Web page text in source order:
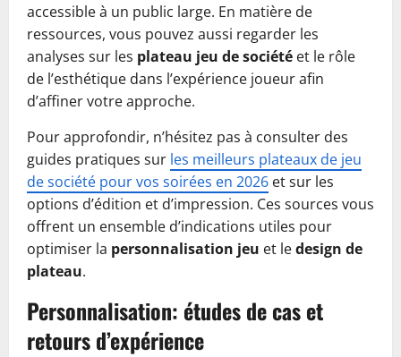
accessible à un public large. En matière de
ressources, vous pouvez aussi regarder les
analyses sur les plateau jeu de société et le rôle
de l’esthétique dans l’expérience joueur afin
d’affiner votre approche.
Pour approfondir, n’hésitez pas à consulter des
guides pratiques sur les meilleurs plateaux de jeu
de société pour vos soirées en 2026 et sur les
options d’édition et d’impression. Ces sources vous
offrent un ensemble d’indications utiles pour
optimiser la personnalisation jeu et ledesign de
plateau.
Personnalisation: études de cas et
retours d’expérience